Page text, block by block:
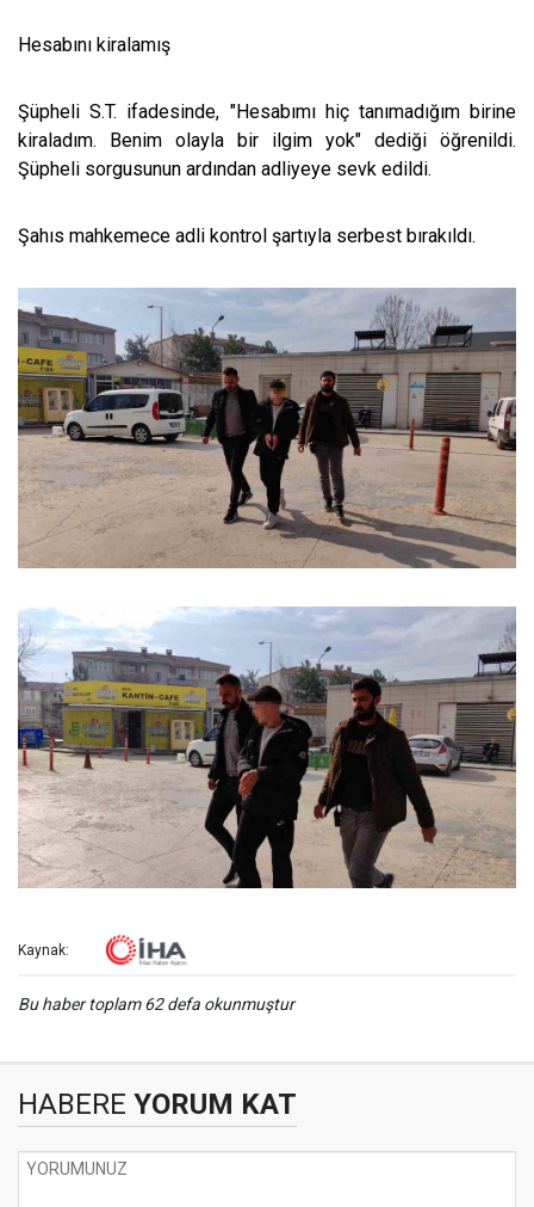
Hesabını kiralamış
Şüpheli S.T. ifadesinde, "Hesabımı hiç tanımadığım birine
kiraladım. Benim olayla bir ilgim yok" dediği öğrenildi.
Şüpheli sorgusunun ardından adliyeye sevk edildi.
Şahıs mahkemece adli kontrol şartıyla serbest bırakıldı.
Kaynak:
Bu haber toplam 62 defa okunmuştur
HABERE YORUM KAT